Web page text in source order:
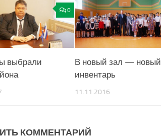
0
выбрали
В новый зал — новый
инвентарь
11.11.2016
КОММЕНТАРИЙ